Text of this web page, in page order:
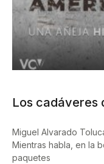
Los cadáveres
Miguel Alvarado
Mientras habla, en la
paquetes